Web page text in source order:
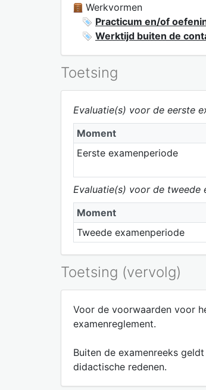
Werkvormen
Practicum en/of
Werktijd buiten de
Toetsing
Evaluatie(s) voor de eerste
Moment
Eerste examenperiode
Evaluatie(s) voor de tweede
Moment
Tweede examenperiode
Toetsing (vervolg)
Voor de voorwaarden voor
examenreglement.
Buiten de examenreeks
didactische redenen.